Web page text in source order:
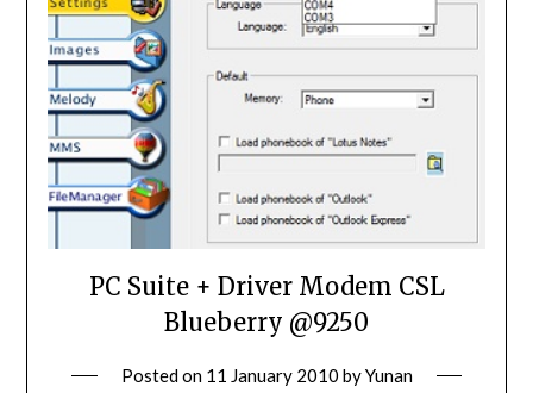
PC Suite + Driver Modem CSL
Blueberry @9250
Posted on 11 January 2010 byYunan